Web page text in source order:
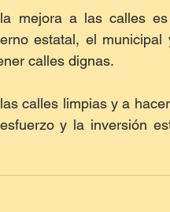
mejora a las calles
estatal, el municipal
calles dignas.
calles limpias y a
y la inversión